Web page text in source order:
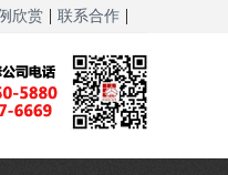
欣赏 | 联系合作 |